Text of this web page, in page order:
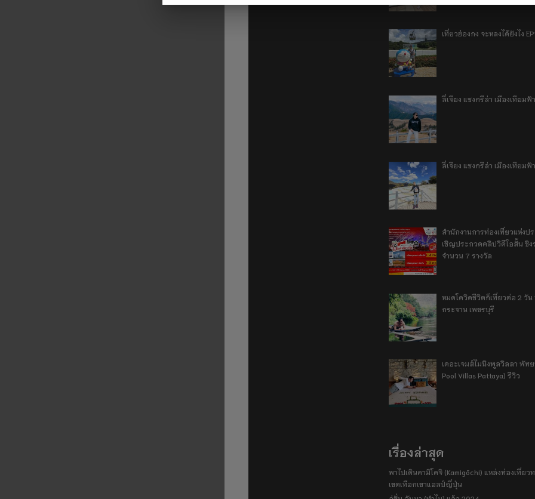
เที่ยวฮ่องกง จะหลงได้ยังไง
ลี่เจียง แชงกรีล่า เมืองเทียม
ลี่เจียง แชงกรีล่า เมืองเทียมฟ้
สำนักงานการท่องเที่ยวแห่งป
เชิญประกวดคลิปวิดีโอสั้น ชิง
จำนวน 7 รางวัล
หมดโควิดชีวิตก็เที่ยวต่อ 2 วัน
กระจาน เพชรบุรี
เดอะเจมส์ไมนิงพูลวิลลา พัทย
Pool Villas Pattaya) รีวิว
เรื่องล่าสุด
พาไปเดินคามิโคจิ (Kamigōchi) แหล่งท่องเที่ยว
เขตเทือกเขาแอลป์ญี่ปุ่น